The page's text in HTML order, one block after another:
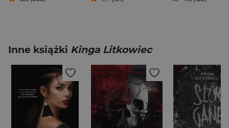
Inne książki Kinga Litkowiec